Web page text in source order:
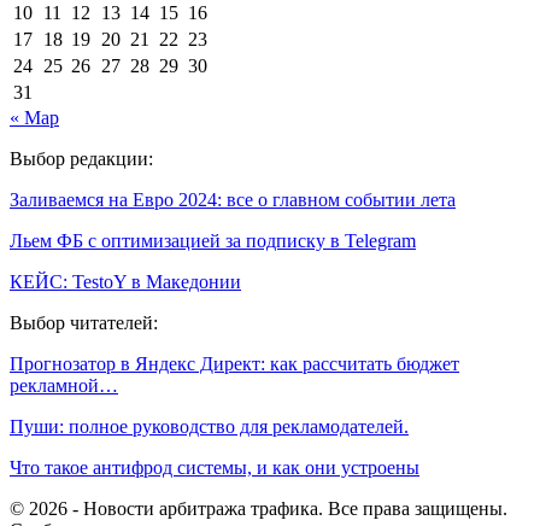
10 11 12 13 14 15 16
17 18 19 20 21 22 23
24 25 26 27 28 29 30
31
« Мар
Выбор редакции:
Заливаемся на Евро 2024: все о главном событии лета
Льем ФБ с оптимизацией за подписку в Telegram
КЕЙС: TestoY в Македонии
Выбор читателей:
Прогнозатор в Яндекс Директ: как рассчитать бюджет
рекламной…
Пуши: полное руководство для рекламодателей.
Что такое антифрод системы, и как они устроены
© 2026 - Новости арбитража трафика. Все права защищены.